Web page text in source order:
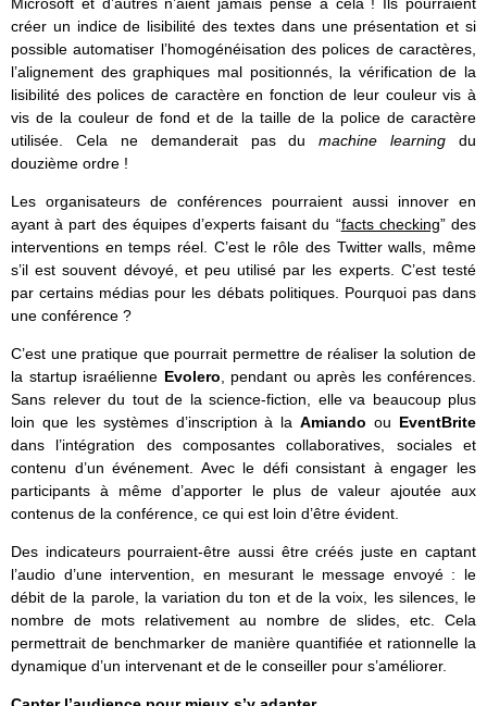
créer un indice de lisibilité des textes dans une présentation et si
possible automatiser l’homogénéisation des polices de caractères,
l’alignement des graphiques mal positionnés, la vérification de la
lisibilité des polices de caractère en fonction de leur couleur vis à
vis de la couleur de fond et de la taille de la police de caractère
utilisée. Cela ne demanderait pas dumachine learning du
douzième ordre !
Les organisateurs de conférences pourraient aussi innover en
ayant à part des équipes d’experts faisant du “facts checking” des
interventions en temps réel. C’est le rôle des Twitter walls, même
s’il est souvent dévoyé, et peu utilisé par les experts. C’est testé
par certains médias pour les débats politiques. Pourquoi pas dans
une conférence ?
C’est une pratique que pourrait permettre de réaliser la solution de
la startup israélienne Evolero , pendant ou après les conférences.
Sans relever du tout de la science-fiction, elle va beaucoup plus
loin que les systèmes d’inscription à laAmiando ou EventBrite
dans l’intégration des composantes collaboratives, sociales et
contenu d’un événement. Avec le défi consistant à engager les
participants à même d’apporter le plus de valeur ajoutée aux
contenus de la conférence, ce qui est loin d’être évident.
Des indicateurs pourraient-être aussi être créés juste en captant
l’audio d’une intervention, en mesurant le message envoyé : le
débit de la parole, la variation du ton et de la voix, les silences, le
nombre de mots relativement au nombre de slides, etc. Cela
permettrait de benchmarker de manière quantifiée et rationnelle la
dynamique d’un intervenant et de le conseiller pour s’améliorer.